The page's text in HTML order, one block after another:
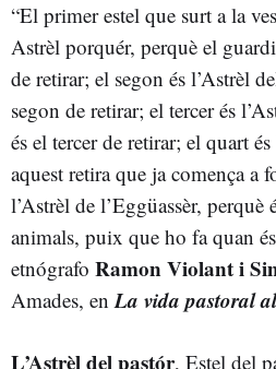
“El primer estel que surt a la
Astrèl porquér, perquè el
de retirar; el segon és l’Astrèl
segon de retirar; el tercer és
és el tercer de retirar; el quart
aquest retira que ja comença a
l’Astrèl de l’Eggüassèr, perquè
animals, puix que ho fa quan
etnógrafo Ramon Violant i
Amades, enLa vida pastoral
L’Astrèl del pastór, Estel del